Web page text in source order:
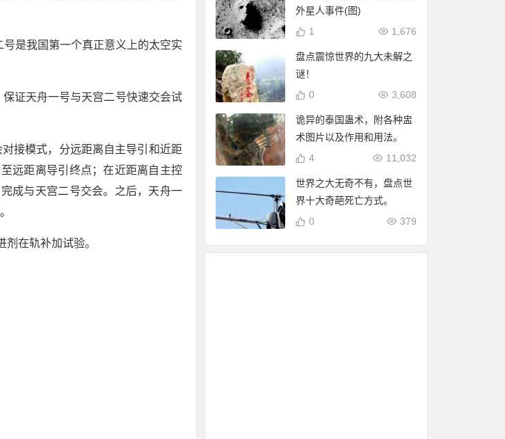
是我国第一个真正意义上的太空实
证天舟一号与天宫二号快速交会试
接模式，分远距离自主导引和近距
远距离导引终点；在近距离自主控
成与天宫二号交会。之后，天舟一
在轨补加试验。
外星人事件(图)
1,676
1
盘点震惊世界的九大未解之
谜！
3,608
0
诡异的泰国蛊术，附各种盅
术图片以及作用和用法。
11,032
4
世界之大无奇不有，盘点世
界十大奇葩死亡方式。
379
0